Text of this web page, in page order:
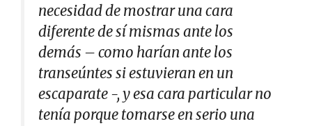
necesidad de mostrar una cara
diferente de sí mismas ante los
demás – como harían ante los
transeúntes si estuvieran en un
escaparate -, y esa cara particular no
tenía porque tomarse en serio una